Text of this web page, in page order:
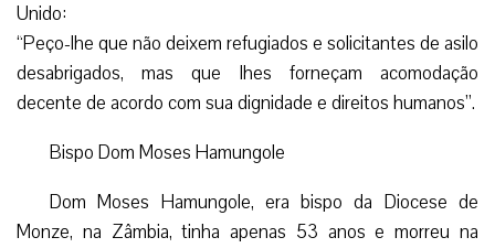
Unido:
“Peço-lhe que não deixem refugiados e solicitantes de asilo
desabrigados, mas que lhes forneçam acomodação
decente de acordo com sua dignidade e direitos humanos”.
Bispo Dom Moses Hamungole
Dom Moses Hamungole, era bispo da Diocese de
Monze, na Zâmbia, tinha apenas 53 anos e morreu na